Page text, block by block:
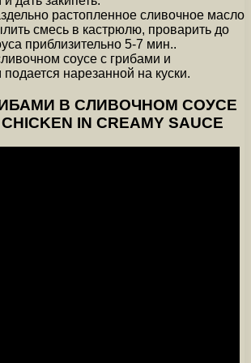
растопленное сливочное масло
смесь в кастрюлю, проварить до
приблизительно 5-7 мин..
соусе с грибами и
нарезанной на куски.
В СЛИВОЧНОМ СОУСЕ
IN CREAMY SAUCE